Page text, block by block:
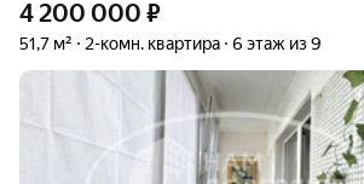
4 200 000 ₽
51,7 м² 2-комн. квартира 6 этаж из 9